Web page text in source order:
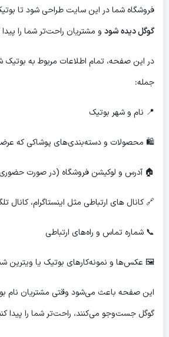
فروشگاه شما در این سایت طراحی شود تا
گوگل دیده شود و مشتریان راحت‌تر شما را پیدا
در این صفحه، تمام اطلاعات مربوط به بوتیک
جمله:
📍 نام و شهر بوتیک
🛍 محصولات و دسته‌بندی‌های پوشاکی که
🏠 آدرس و لوکیشن فروشگاه (در صورت
🔗 کانال های ارتباطی مثل اینستاگرام، کانال
📞 شماره تماس و راه‌های ارتباطی
🖼 عکس‌ها و نمونه‌کارهای بوتیک یا ویترین
این صفحه باعث می‌شود وقتی مشتریان نام
گوگل جست‌وجو می‌کنند، راحت‌تر شما را پیدا